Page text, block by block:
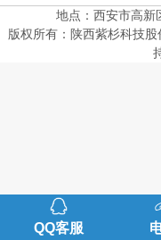
地点：西安市高新
版权所有：陕西紫杉科技股
QQ客服